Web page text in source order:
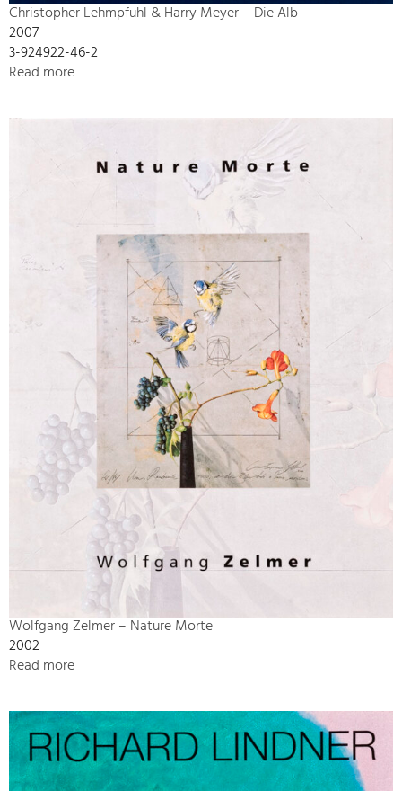
Christopher Lehmpfuhl & Harry Meyer – Die Alb
2007
3-924922-46-2
Read more
Wolfgang Zelmer – Nature Morte
2002
Read more